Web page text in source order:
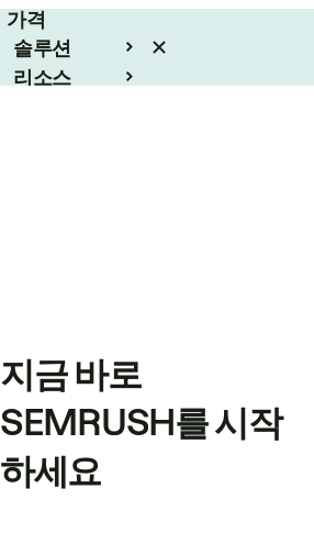
가격
솔루션
리소스
지금 바로
SEMRUSH를 시작
하세요